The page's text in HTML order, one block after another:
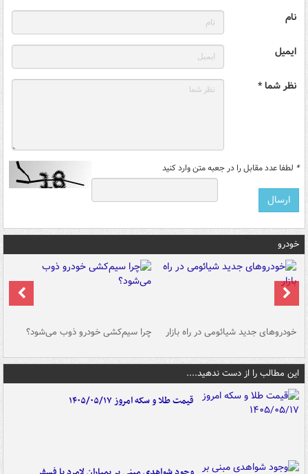
نام
ایمیل
نظر شما *
* لطفا عدد مقابل را در جعبه متن وارد کنید
خودرو
خودروهای جدید شیائومی در راه بازار چرا سیم‌کشی خودرو ذوب می‌شود؟
این مطالب را از دست ندهید....
قیمت طلا و سکه امروز ۱۴۰۵/۰۵/۱۷